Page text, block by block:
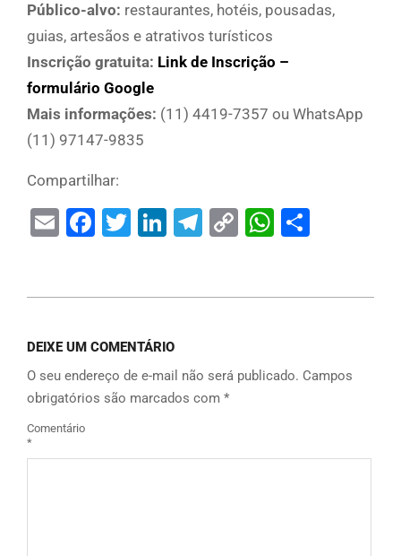
Público-alvo: restaurantes, hotéis, pousadas,
guias, artesãos e atrativos turísticos
Inscrição gratuita: Link de Inscrição –
formulário Google
Mais informações: (11) 4419-7357 ou WhatsApp
(11) 97147-9835
Compartilhar:
EmailFacebook
Twitter
LinkedIn
Telegram
Copy
DEIXE UM COMENTÁRIO
O seu endereço de e-mail não será publicado. Campos
obrigatórios são marcados com *
Comentário
*